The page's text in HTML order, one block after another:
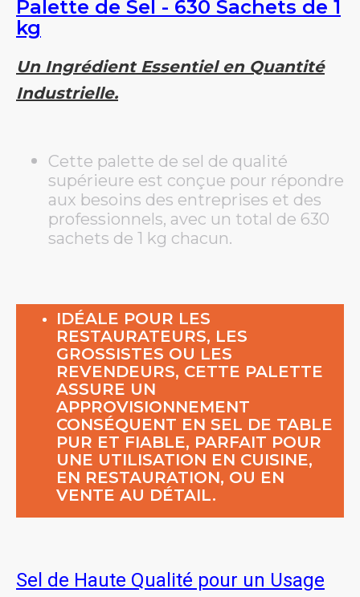
Palette de Sel - 630 Sachets de 1
kg
Un Ingrédient Essentiel en Quantité
Industrielle.
Cette palette de sel de qualité
supérieure est conçue pour répondre
aux besoins des entreprises et des
professionnels, avec un total de 630
sachets de 1 kg chacun.
IDÉALE POUR LES
RESTAURATEURS, LES
GROSSISTES OU LES
REVENDEURS, CETTE PALETTE
ASSURE UN
APPROVISIONNEMENT
CONSÉQUENT EN SEL DE TABLE
PUR ET FIABLE, PARFAIT POUR
UNE UTILISATION EN CUISINE,
EN RESTAURATION, OU EN
VENTE AU DÉTAIL.
Sel de Haute Qualité pour un Usage